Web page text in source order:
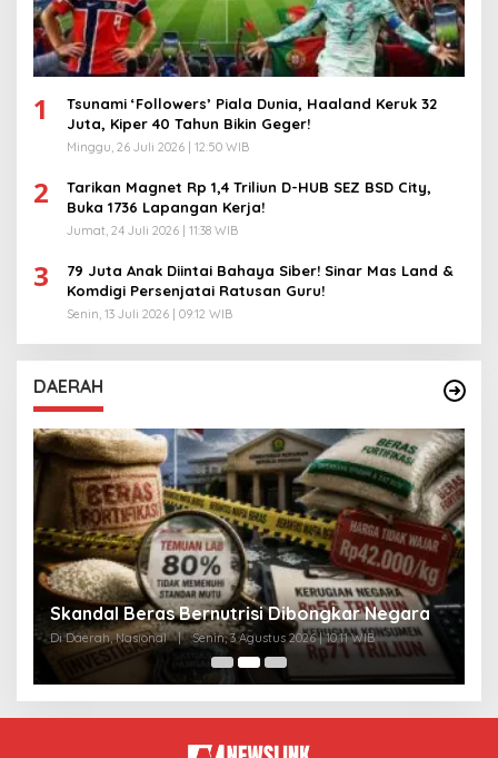
1
Tsunami ‘Followers’ Piala Dunia, Haaland Keruk 32
Juta, Kiper 40 Tahun Bikin Geger!
Minggu, 26 Juli 2026 | 12:50 WIB
2
Tarikan Magnet Rp 1,4 Triliun D-HUB SEZ BSD City,
Buka 1736 Lapangan Kerja!
Jumat, 24 Juli 2026 | 11:38 WIB
3
79 Juta Anak Diintai Bahaya Siber! Sinar Mas Land &
Komdigi Persenjatai Ratusan Guru!
Senin, 13 Juli 2026 | 09:12 WIB
DAERAH
Skandal Beras Bernutrisi Dibongkar Negara
Di Daerah, Nasional | Senin, 3 Agustus 2026 | 10:11 WIB